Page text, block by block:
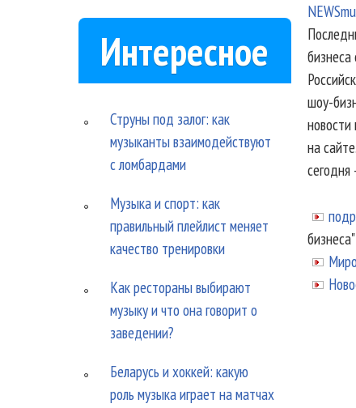
Интересное
Струны под залог: как
музыканты взаимодействуют
с ломбардами
Музыка и спорт: как
правильный плейлист меняет
качество тренировки
Как рестораны выбирают
музыку и что она говорит о
заведении?
Беларусь и хоккей: какую
роль музыка играет на матчах
бизнеса
шоу-
новости
на
бизнеса"